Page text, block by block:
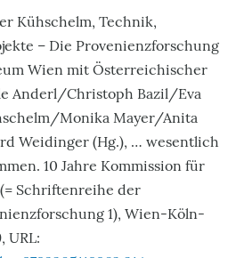
Kühschelm, Technik,
– Die Provenienzforschung
Wien mit Österreichischer
Anderl/Christoph Bazil/Eva
Monika Mayer/Anita
Weidinger (Hg.), … wesentlich
10 Jahre Kommission für
Schriftenreihe der
1), Wien-Köln-
URL: